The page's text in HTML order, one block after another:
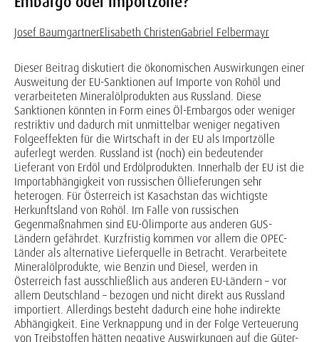
Josef BaumgartnerElisabeth ChristenGabriel Felbermayr
Dieser Beitrag diskutiert die ökonomischen Auswirkungen einer
Ausweitung der EU-Sanktionen auf Importe von Rohöl und
verarbeiteten Mineralölprodukten aus Russland. Diese
Sanktionen könnten in Form eines Öl-Embargos oder weniger
restriktiv und dadurch mit unmittelbar weniger negativen
Folgeeffekten für die Wirtschaft in der EU als Importzölle
auferlegt werden. Russland ist (noch) ein bedeutender
Lieferant von Erdöl und Erdölprodukten. Innerhalb der EU ist die
Importabhängigkeit von russischen Öllieferungen sehr
heterogen. Für Österreich ist Kasachstan das wichtigste
Herkunftsland von Rohöl. Im Falle von russischen
Gegenmaßnahmen sind EU-Ölimporte aus anderen GUS-
Ländern gefährdet. Kurzfristig kommen vor allem die OPEC-
Länder als alternative Lieferquelle in Betracht. Verarbeitete
Mineralölprodukte, wie Benzin und Diesel, werden in
Österreich fast ausschließlich aus anderen EU-Ländern – vor
allem Deutschland – bezogen und nicht direkt aus Russland
importiert. Allerdings besteht dadurch eine hohe indirekte
Abhängigkeit. Eine Verknappung und in der Folge Verteuerung
von Treibstoffen hätten negative Auswirkungen auf die Güter-